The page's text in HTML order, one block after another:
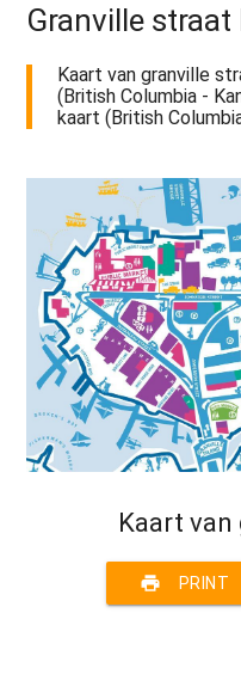
Granville straat
Kaart van granville
(British Columbia -
kaart (British
Kaart
print PRINT